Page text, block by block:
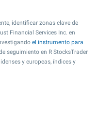
identificar zonas clave de
Financial Services Inc. en
el instrumento para
seguimiento en R StocksTrader
y europeas, índices y